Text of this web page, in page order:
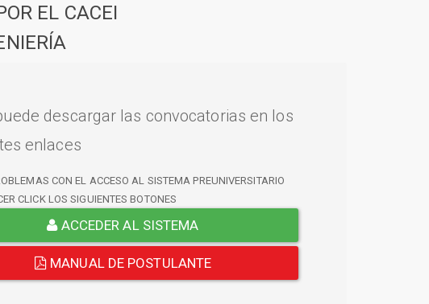
EL CACEI
descargar las convocatorias en los
enlaces
CON EL ACCESO AL SISTEMA PREUNIVERSITARIO
CLICK LOS SIGUIENTES BOTONES
ACCEDER AL SISTEMA
MANUAL DE POSTULANTE